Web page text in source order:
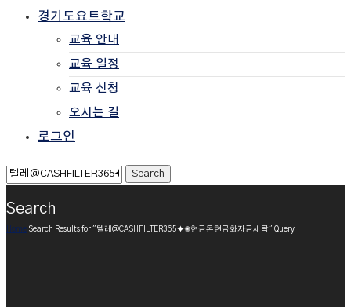
경기도요트학교
교육 안내
교육 일정
교육 신청
오시는 길
로그인
Search
Home Search Results for "텔레@CASHFILTER365⯌✺현금돈현금화자금세탁" Query